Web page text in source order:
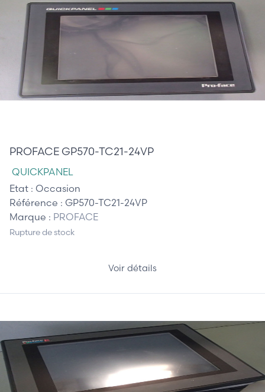
PROFACE GP570-TC21-24VP
QUICKPANEL
Etat : Occasion
Référence : GP570-TC21-24VP
Marque : PROFACE
Rupture de stock
Voir détails